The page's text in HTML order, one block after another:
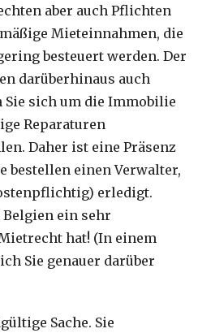
aber auch Pflichten
Mieteinnahmen, die
besteuert werden. Der
darüberhinaus auch
sich um die Immobilie
Reparaturen
Daher ist eine Präsenz
bestellen einen Verwalter,
erledigt.
Belgien ein sehr
hat! (In einem
Sie genauer darüber
Sache. Sie